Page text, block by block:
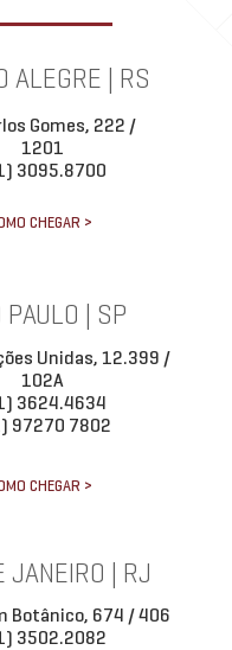
ALEGRE | RS
Gomes, 222 /
1201
3095.8700
CHEGAR >
PAULO | SP
Unidas, 12.399 /
102A
3624.4634
97270 7802
CHEGAR >
JANEIRO | RJ
Botânico, 674 / 406
3502.2082